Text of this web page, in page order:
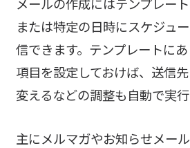
または特定の日時にスケジュ
信できます。テンプレートに
項目を設定しておけば、送信
変えるなどの調整も自動で実行
主にメルマガやお知らせメー